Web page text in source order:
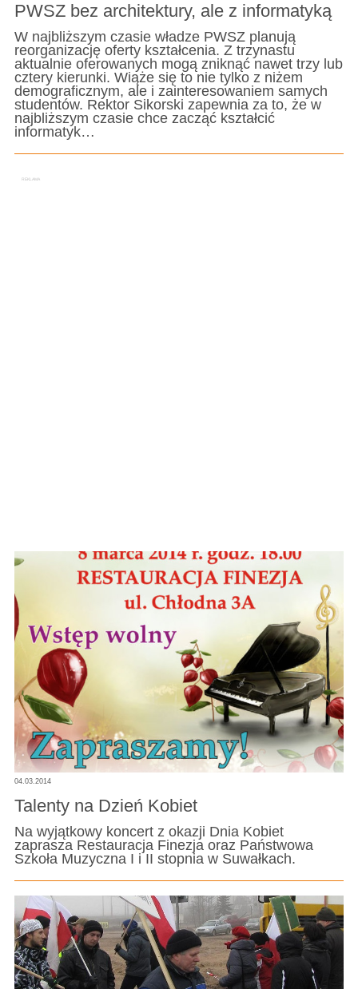
PWSZ bez architektury, ale z informatyką
W najbliższym czasie władze PWSZ planują
reorganizację oferty kształcenia. Z trzynastu
aktualnie oferowanych mogą zniknąć nawet trzy lub
cztery kierunki. Wiąże się to nie tylko z niżem
demograficznym, ale i zainteresowaniem samych
studentów. Rektor Sikorski zapewnia za to, że w
najbliższym czasie chce zacząć kształcić
informatyk…
04.03.2014
Talenty na Dzień Kobiet
Na wyjątkowy koncert z okazji Dnia Kobiet
zaprasza Restauracja Finezja oraz Państwowa
Szkoła Muzyczna I i II stopnia w Suwałkach.